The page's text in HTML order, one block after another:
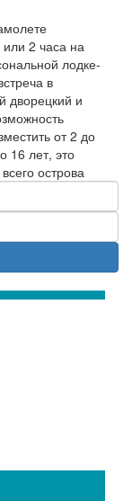
или 2 часа на
лодке-
в
дворецкий и
от 2 до
16 лет, это
острова